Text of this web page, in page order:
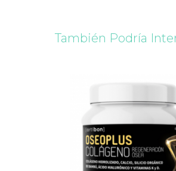
También Podría